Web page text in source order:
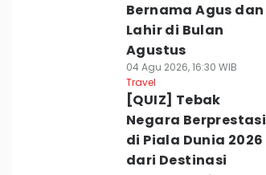
Bernama Agus dan
Lahir di Bulan
Agustus
04 Agu 2026, 16:30 WIB
Travel
[QUIZ] Tebak
Negara Berprestasi
di Piala Dunia 2026
dari Destinasi